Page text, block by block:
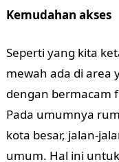
Kemudahan akses
Seperti yang kita
mewah ada di area
dengan bermacam
Pada umumnya
kota besar, jalan-
umum. Hal ini